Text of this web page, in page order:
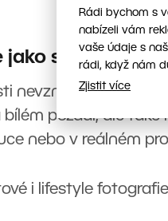
Rádi bychom s
nabízeli vám
vaše údaje s
rádi, když nám
Zjistit více
jako součást
nevznikají jen
pozadí, ale také
nebo v reálném
i lifestyle fotografie